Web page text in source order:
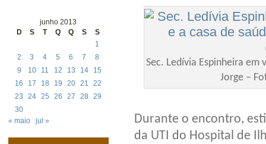
junho 2013
D
S T Q Q S
S
1
2
3 4 5 6 7
8
9
10 11 12 13 14
15
16
17 18 19 20 21
22
23
24 25 26 27 28
29
30
« maio
jul »
Sec. Ledívia Espinheira em
Jorge –
Durante o encontro,
da UTI do Hospital de